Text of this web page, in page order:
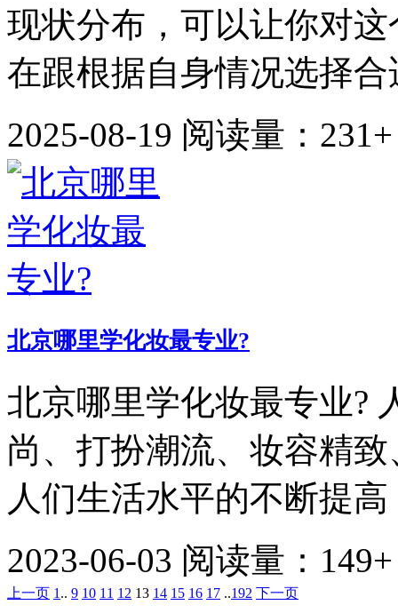
现状分布，可以让你对
在跟根据自身情况选择
2025-08-19 阅读量：231+
北京哪里学化妆最专业?
北京哪里学化妆最专业?
尚、打扮潮流、妆容精
人们生活水平的不断提
2023-06-03 阅读量：149+
上一页 1 .. 9 10 11 12 13 14 15 16 17 ..192 下一页